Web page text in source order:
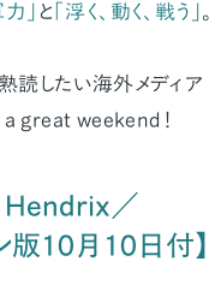
」 と 「浮く、動く、戦う」 。
読したい海外メディア
a great weekend！
Hendrix／
版10月10日付】